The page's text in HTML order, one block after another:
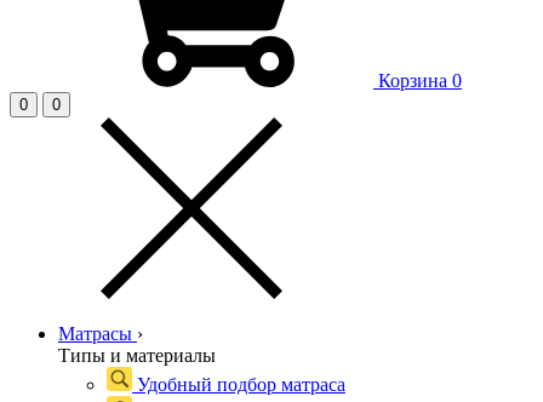
Корзина 0
0 0
Матрасы ›
Типы и материалы
Удобный подбор матраса